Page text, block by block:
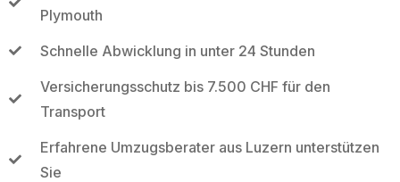
Plymouth
Schnelle Abwicklung in unter 24 Stunden
Versicherungsschutz bis 7.500 CHF für den
Transport
Erfahrene Umzugsberater aus Luzern unterstützen
Sie